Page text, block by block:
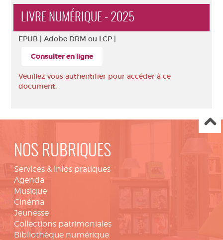
LIVRE NUMÉRIQUE - 2025
EPUB | Adobe DRM ou LCP |
Consulter en ligne
Veuillez vous authentifier pour accéder à ce
document.
NOS RUBRIQUES
Services & infos pratiques
Agenda
Musique
Cinéma
Jeunesse
Collections patrimoniales
Bibliothèque numérique